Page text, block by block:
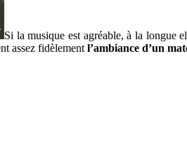
Si la musique est agréable, à la longue
assez fidèlement l’ambiance d’un